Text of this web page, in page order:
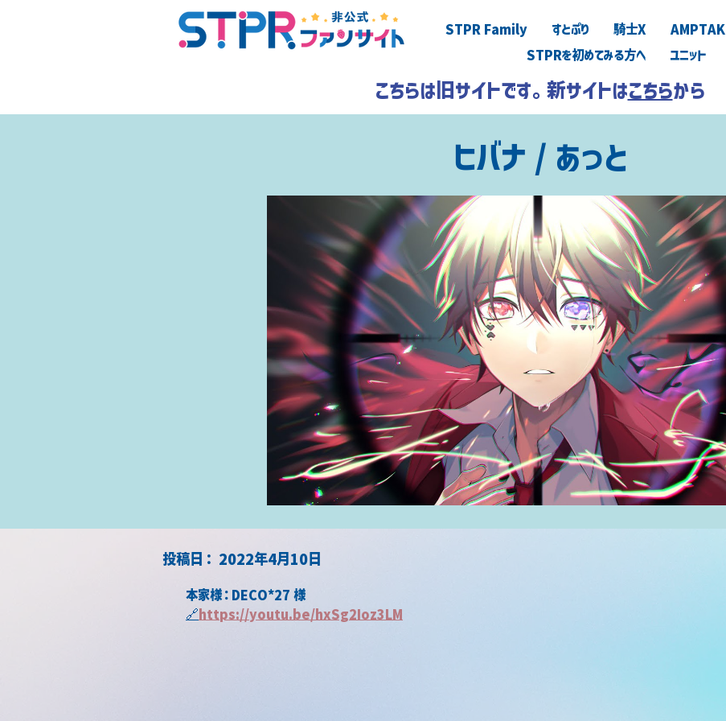
STPR Family すとぷり 騎士X AMPTAK
STPRを初めてみる方へ
ユニット
こちらは旧サイトです。新サイトはこちらから
ヒバナ / あっと
2022年4月10日
​投稿日：
本家様：DECO*27 様
🔗https://youtu.be/hxSg2Ioz3LM